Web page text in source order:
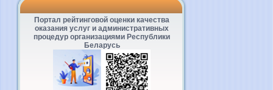
Портал рейтинговой оценки качества
оказания услуг и административных
процедур организациями Республики
Беларусь